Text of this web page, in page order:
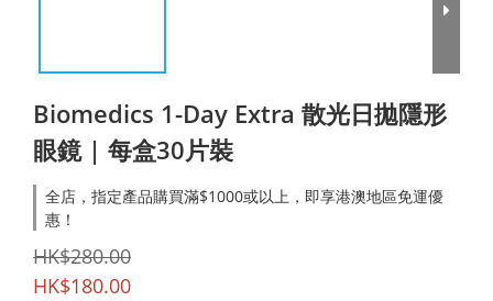
Biomedics 1-Day Extra 散光日拋隱形
眼鏡 | 每盒30片裝
全店，指定產品購買滿$1000或以上，即享港澳地區免運優
惠！
HK$280.00
HK$180.00